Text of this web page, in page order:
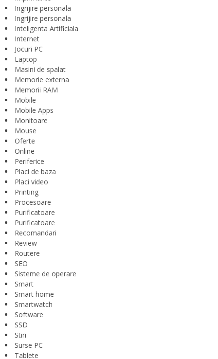
Ingrijire personala
Ingrijire personala
Inteligenta Artificiala
Internet
Jocuri PC
Laptop
Masini de spalat
Memorie externa
Memorii RAM
Mobile
Mobile Apps
Monitoare
Mouse
Oferte
Online
Periferice
Placi de baza
Placi video
Printing
Procesoare
Purificatoare
Purificatoare
Recomandari
Review
Routere
SEO
Sisteme de operare
Smart
Smart home
Smartwatch
Software
SSD
Stiri
Surse PC
Tablete